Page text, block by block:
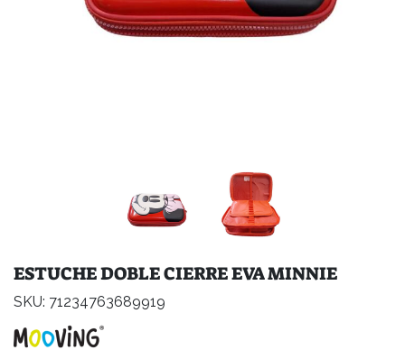
ESTUCHE DOBLE CIERRE EVA MINNIE
SKU: 71234763689919